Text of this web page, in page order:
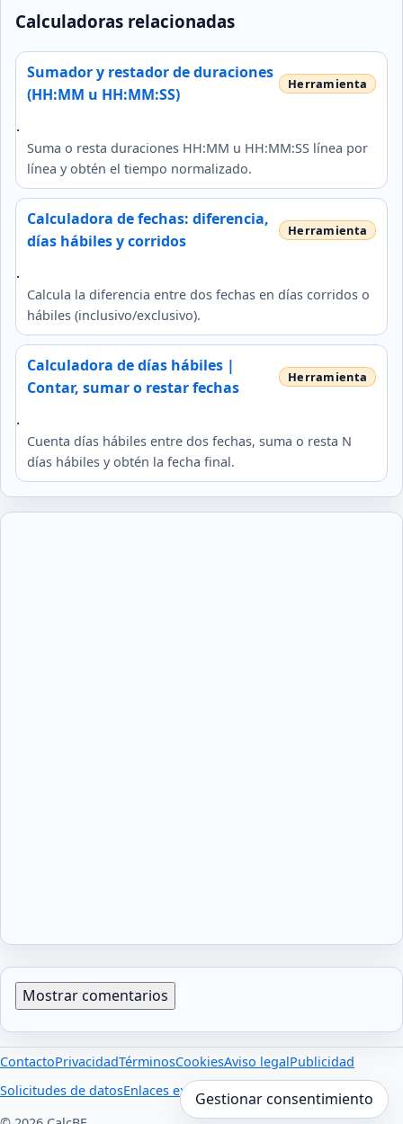
Calculadoras relacionadas
Sumador y restador de duraciones
(HH:MM u HH:MM:SS)
.
Suma o resta duraciones HH:MM u HH:MM:SS línea por
línea y obtén el tiempo normalizado.
Calculadora de fechas: diferencia,
días hábiles y corridos
.
Calcula la diferencia entre dos fechas en días corridos o
hábiles (inclusivo/exclusivo).
Calculadora de días hábiles |
Contar, sumar o restar fechas
.
Cuenta días hábiles entre dos fechas, suma o resta N
días hábiles y obtén la fecha final.
Mostrar comentarios
ContactoPrivacidadTérminosCookiesAviso legalPublicidad
Solicitudes de datosEnlaces externosGestionar consentimiento